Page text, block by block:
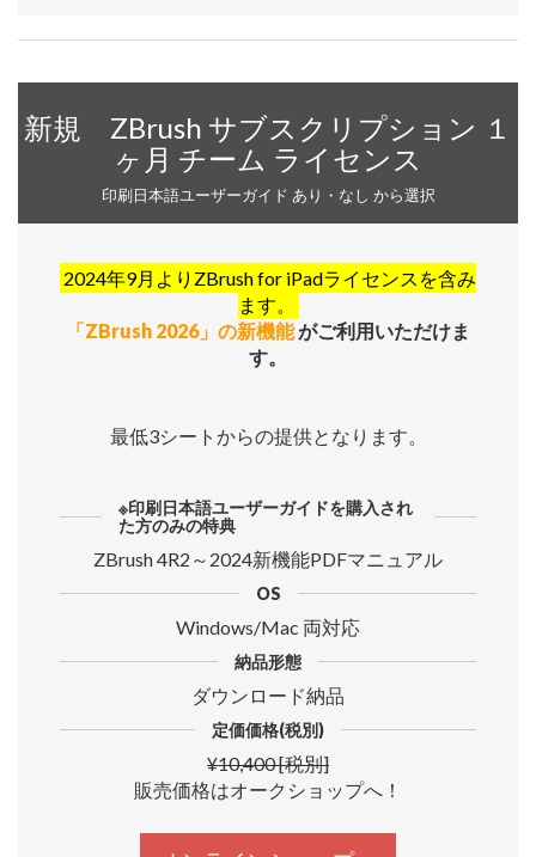
新規 ZBrush サブスクリプション １
ヶ月 チーム ライセンス
印刷日本語ユーザーガイド あり・なし から選択
2024年9月よりZBrush for iPadライセンスを含み
ます。
「ZBrush 2026」の新機能がご利用いただけま
す。
最低3シートからの提供となります。
※印刷日本語ユーザーガイドを購入され
た方のみの特典
ZBrush 4R2～2024新機能PDFマニュアル
OS
Windows/Mac 両対応
納品形態
ダウンロード納品
定価価格(税別)
¥10,400 [税別]
販売価格はオークショップへ！